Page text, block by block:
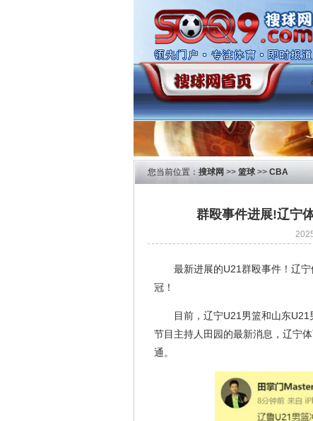
您当前位置： 搜球网 >> 篮球>> CBA
群殴事件进展!辽宁
最新进展的U21群殴事件！辽
冠！
目前，辽宁U21男篮和山东
节目主持人田园的最新消息，辽宁
通。